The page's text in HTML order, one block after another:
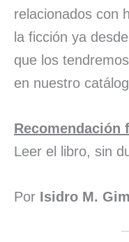
relacionados con
la ficción ya
que los
en nuestro
Recomendación
Leer el libro, sin
Por Isidro M.